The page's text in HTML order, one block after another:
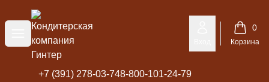
Меню
Кондитерская компания Гинтер
0
Корзина
+7 (391) 278-03-748-800-101-24-79